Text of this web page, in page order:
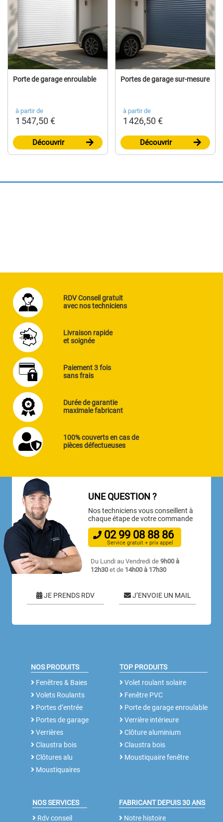
Porte de garage enroulable
à partir de
1 547,50 €
Découvrir
Portes de garage sur-mesure
à partir de
1 426,50 €
Découvrir
RDV Conseil gratuit
avec nos techniciens
Livraison rapide
et soignée
Paiement 3 fois
sans frais
Durée de garantie
maximale fabricant
100% couverts en cas de
pièces défectueuses
UNE QUESTION ?
Nos techniciens vous conseillent à
chaque étape de votre commande
02 99 08 88 86
Service gratuit + prix appel
Du Lundi au Vendredi de9h00 à
12h30 et de 14h00 à 17h30
JE PRENDS RDV J’ENVOIE UN MAIL
NOS PRODUITS
Fenêtres & Baies
Volets Roulants
Portes d’entrée
Portes de garage
Verrières
Claustra bois
Clôtures alu
Moustiquaires
TOP PRODUITS
Volet roulant solaire
Fenêtre PVC
Porte de garage enroulable
Verrière intérieure
Clôture aluminium
Claustra bois
Moustiquaire fenêtre
NOS SERVICES
Rdv conseil
FABRICANT DEPUIS 30 ANS
Notre histoire